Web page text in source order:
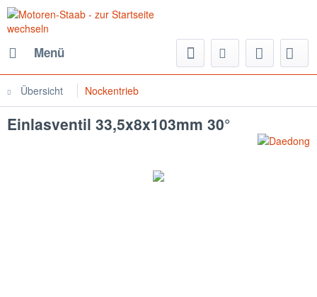
Menü
Übersicht Nockentrieb
Einlasventil 33,5x8x103mm 30°